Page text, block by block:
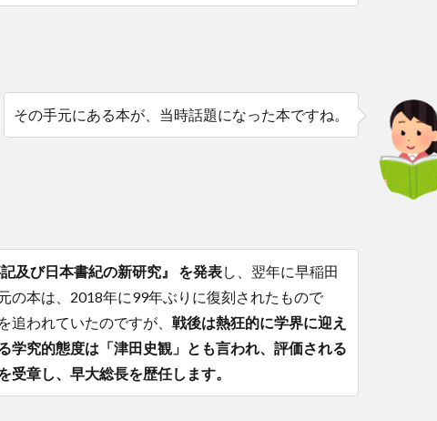
その手元にある本が、当時話題になった本ですね。
及び日本書紀の新研究』 を発表し、翌年に早稲田
の本は、2018年に99年ぶりに復刻されたもので
追われていたのですが、 戦後は熱狂的に学界に迎え
学究的態度は「津田史観」とも言われ、評価される
受章し、早大総長を歴任します。